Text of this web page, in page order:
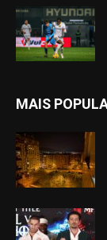
MAIS